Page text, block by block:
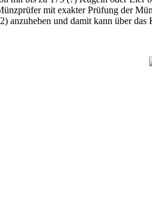
mit exakter Prüfung der
anzuheben und damit kann über